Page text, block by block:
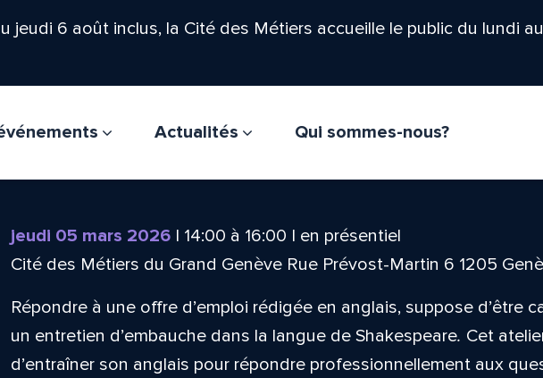
6 août inclus, la Cité des Métiers accueille le public du lundi
Actualités
Qui sommes-nous?
jeudi 05 mars 2026| 14:00 à 16:00 | en présentiel
Cité des Métiers du Grand Genève Rue Prévost-Martin 6 1205
Répondre à une offre d’emploi rédigée en anglais, suppose d’être
un entretien d’embauche dans la langue de Shakespeare. Cet
d’entraîner son anglais pour répondre professionnellement aux